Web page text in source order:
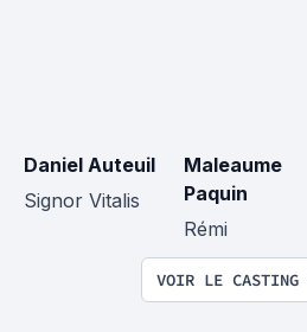
Daniel Auteuil
Signor Vitalis
Maleaume
Paquin
Rémi
VOIR LE CASTING